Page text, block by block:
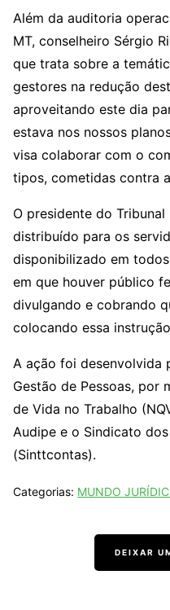
Além da auditoria
MT, conselheiro Sérgio
que trata sobre a
gestores na redução
aproveitando este dia
estava nos nossos
visa colaborar com o
tipos, cometidas contra
O presidente do
distribuído para os
disponibilizado em
em que houver público
divulgando e cobrando
colocando essa
A ação foi desenvolvida
Gestão de Pessoas, por
de Vida no Trabalho
Audipe e o Sindicato
(Sinttcontas).
Categorias: MUNDO
DEIXAR